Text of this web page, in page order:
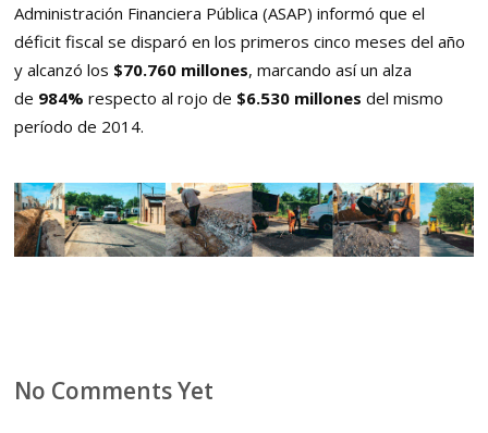
Administración Financiera Pública (ASAP) informó que el
déficit fiscal se disparó en los primeros cinco meses del año
y alcanzó los $70.760 millones, marcando así un alza
de 984% respecto al rojo de $6.530 millonesdel mismo
período de 2014.
No Comments Yet